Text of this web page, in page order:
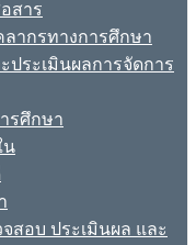
สาร
ากรทางการศึกษา
ประเมินผลการจัดการ
รศึกษา
น
สอบ ประเมินผล และ